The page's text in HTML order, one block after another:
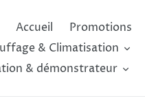
Accueil Promotions
& Climatisation
& démonstrateur